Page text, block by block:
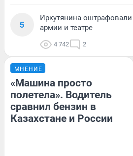
5
Иркутянина
армии и театре
4 742 2
МНЕНИЕ
«Машина просто
полетела». Водитель
сравнил бензин в
Казахстане и России